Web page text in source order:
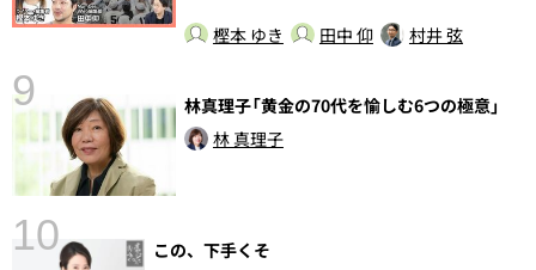
樫本 ゆき 田中 仰 村井 弦
9
林真理子「黄金の70代を愉しむ6つの極意」
林 真理子
10
この、下手くそ